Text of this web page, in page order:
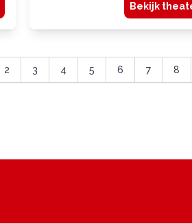
Bekijk
2 3 4 5 6 7 8